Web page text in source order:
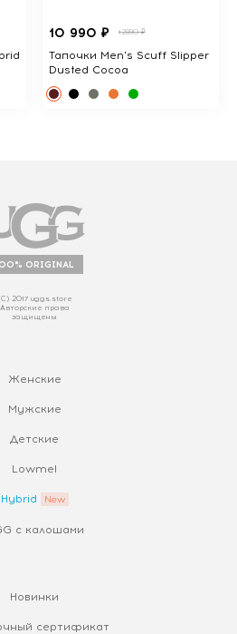
10 990 ₽ 12890 ₽
Тапочки Men's Scuff Slipper
Dusted Cocoa
ORIGINAL
2017 uggs.store
Авторские права
защищены
Женские
Мужские
Детские
Lowmel
Hybrid
с калошами
Новинки
сертификат